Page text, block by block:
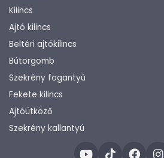
Kilincs
Ajtó kilincs
Beltéri ajtókilincs
Bútorgomb
Szekrény fogantyú
Fekete kilincs
Ajtóütköző
Szekrény kallantyú